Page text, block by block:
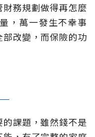
務規劃做得再怎麼
，萬一發生不幸事
改變，而保險的功
課題，雖然錢不是